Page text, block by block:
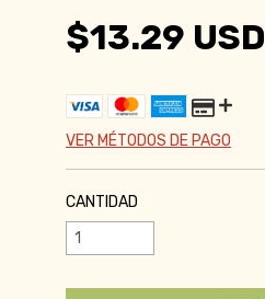
$13.29 USD
VER MÉTODOS DE PAGO
CANTIDAD